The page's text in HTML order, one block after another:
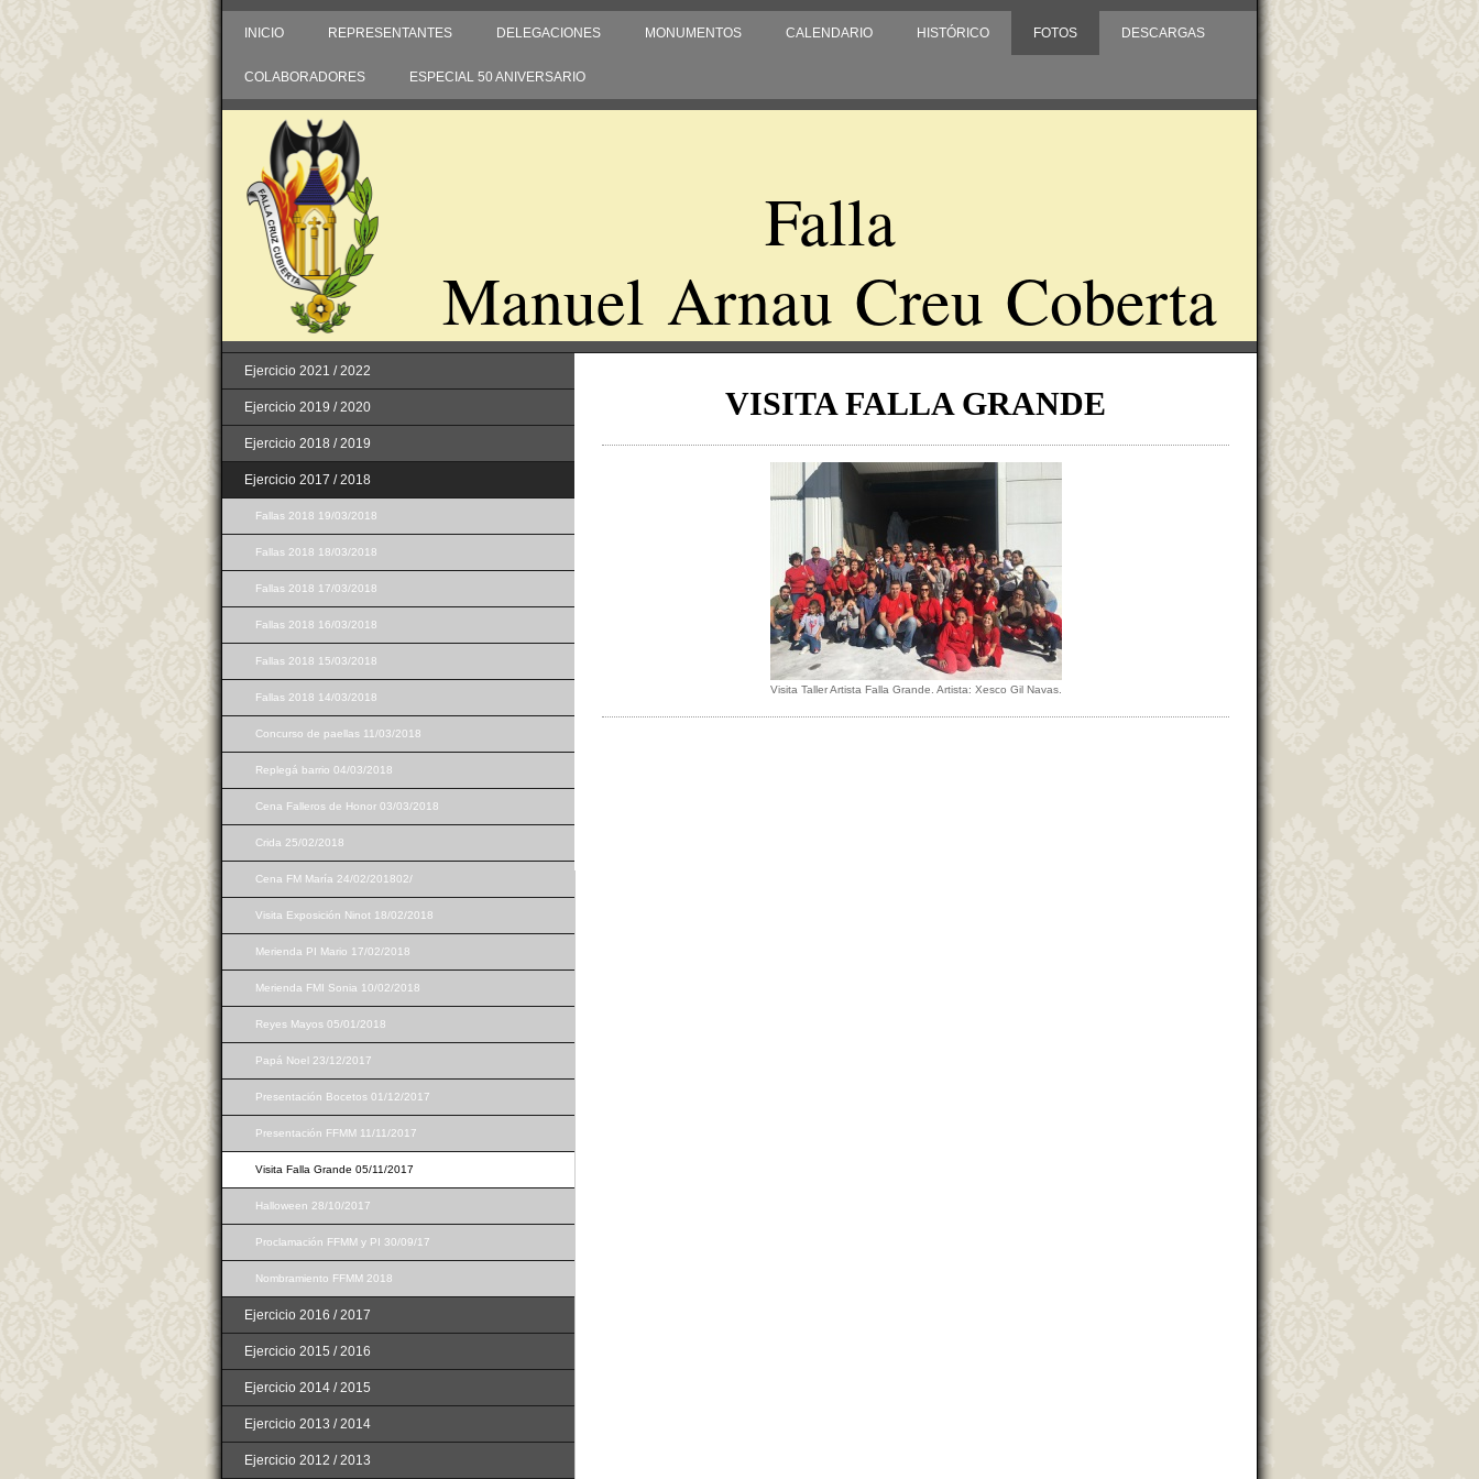
INICIO REPRESENTANTES DELEGACIONES MONUMENTOS CALENDARIO HISTÓRICO FOTOS DESCARGAS
COLABORADORES ESPECIAL 50 ANIVERSARIO
Falla
Manuel Arnau Creu Coberta
Ejercicio 2021 / 2022
Ejercicio 2019 / 2020
Ejercicio 2018 / 2019
Ejercicio 2017 / 2018
Fallas 2018 19/03/2018
Fallas 2018 18/03/2018
Fallas 2018 17/03/2018
Fallas 2018 16/03/2018
Fallas 2018 15/03/2018
Fallas 2018 14/03/2018
Concurso de paellas 11/03/2018
Replegá barrio 04/03/2018
Cena Falleros de Honor 03/03/2018
Crida 25/02/2018
Cena FM María 24/02/201802/
Visita Exposición Ninot 18/02/2018
Merienda PI Mario 17/02/2018
Merienda FMI Sonia 10/02/2018
Reyes Mayos 05/01/2018
Papá Noel 23/12/2017
Presentación Bocetos 01/12/2017
Presentación FFMM 11/11/2017
Visita Falla Grande 05/11/2017
Halloween 28/10/2017
Proclamación FFMM y PI 30/09/17
Nombramiento FFMM 2018
Ejercicio 2016 / 2017
Ejercicio 2015 / 2016
Ejercicio 2014 / 2015
Ejercicio 2013 / 2014
Ejercicio 2012 / 2013
VISITA FALLA GRANDE
Visita Taller Artista Falla Grande. Artista: Xesco Gil Navas.